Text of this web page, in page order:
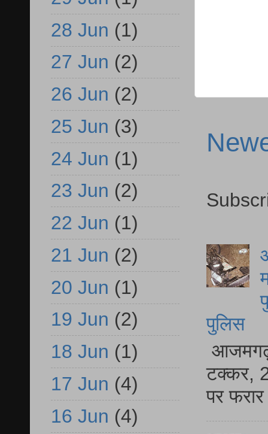
पुलिस
आजमगढ़
टक्कर,
पर
28 Jun (1)
27 Jun (2)
26 Jun (2)
25 Jun (3)
24 Jun (1)
23 Jun (2)
22 Jun (1)
21 Jun (2)
20 Jun (1)
19 Jun (2)
18 Jun (1)
17 Jun (4)
16 Jun (4)